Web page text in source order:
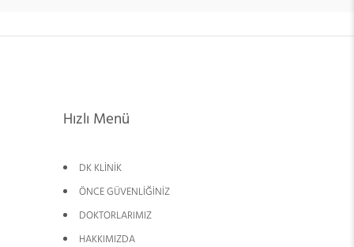
Hızlı Menü
DK KLİNİK
ÖNCE GÜVENLİĞİNİZ
DOKTORLARIMIZ
HAKKIMIZDA